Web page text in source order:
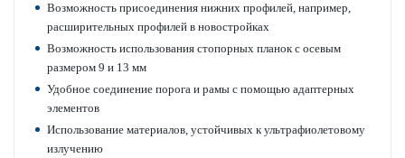
Возможность присо­единения нижних профилей, например,
расширительных профилей в новостройках
Возможность исполь­зования стопорных планок с осевым
размером 9 и 13 мм
Удобное соединение порога и рамы с помощью адаптерных
элементов
Исполь­зование матер­иалов, устойчивых к ультрафио­л­ет­овому
излучению